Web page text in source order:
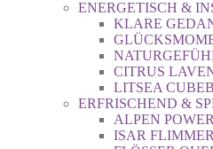
ENERGETISCH &
KLARE
CITRUS
LITSEA
ERFRISCHEND &
ALPEN POWER
ISAR